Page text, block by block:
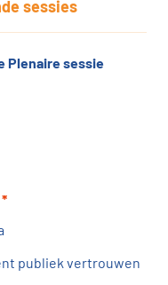
sessies
Plenaire sessie
*
publiek vertrouwen